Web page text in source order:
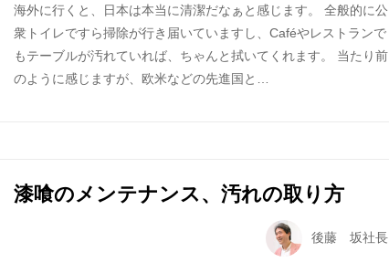
海外に行くと、日本は本当に清潔だなぁと感じます。 全般的に公
衆トイレですら掃除が行き届いていますし、Caféやレストランで
もテーブルが汚れていれば、ちゃんと拭いてくれます。 当たり前
のように感じますが、欧米などの先進国と…
漆喰のメンテナンス、汚れの取り方
後藤 坂社長